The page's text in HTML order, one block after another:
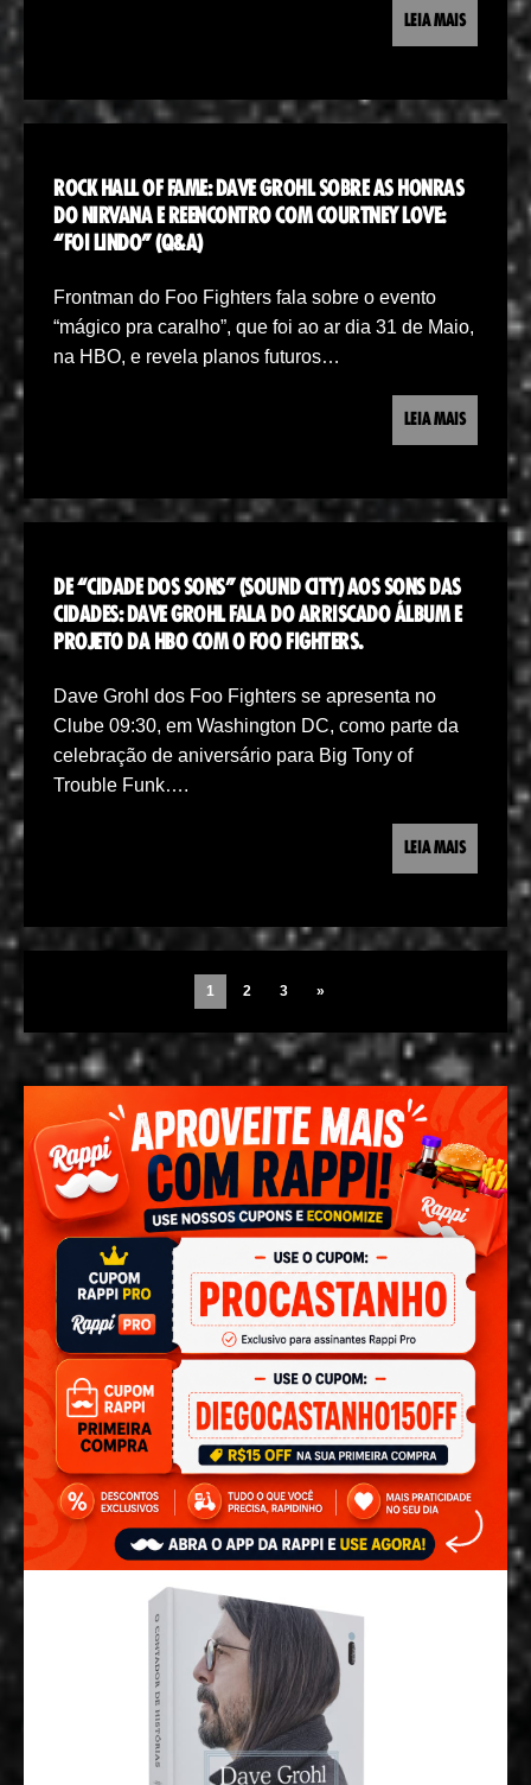
LEIA MAIS
ROCK HALL OF FAME: DAVE GROHL SOBRE AS HONRAS
DO NIRVANA E REENCONTRO COM COURTNEY LOVE:
“FOI LINDO” (Q&A)
Frontman do Foo Fighters fala sobre o evento
“mágico pra caralho”, que foi ao ar dia 31 de Maio,
na HBO, e revela planos futuros…
LEIA MAIS
DE “CIDADE DOS SONS” (SOUND CITY) AOS SONS DAS
CIDADES: DAVE GROHL FALA DO ARRISCADO ÁLBUM E
PROJETO DA HBO COM O FOO FIGHTERS.
Dave Grohl dos Foo Fighters se apresenta no
Clube 09:30, em Washington DC, como parte da
celebração de aniversário para Big Tony of
Trouble Funk….
LEIA MAIS
1 2 3 »